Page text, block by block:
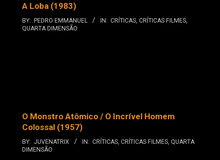
A Loba (1983)
BY: PEDRO EMMANUEL IN: CRÍTICAS, CRÍTICAS FILMES,
QUARTA DIMENSÃO
O Monstro Atômico / O Incrível Homem
Colossal (1957)
BY: JUVENATRIX IN: CRÍTICAS, CRÍTICAS FILMES, QUARTA
DIMENSÃO